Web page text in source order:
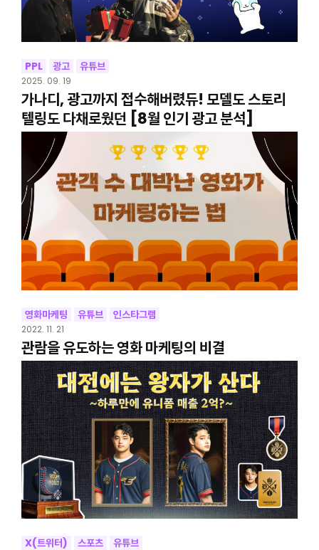
PPL 광고 유튜브
2025. 09. 19
가나디, 광고까지 접수해버렸듀! 모델도 스토리
텔링도 다채로웠던 [8월 인기 광고 분석]
영화마케팅 유튜브 인스타그램
2022. 11. 21
관람을 유도하는 영화 마케팅의 비결
X(트위터) 스포츠 유튜브